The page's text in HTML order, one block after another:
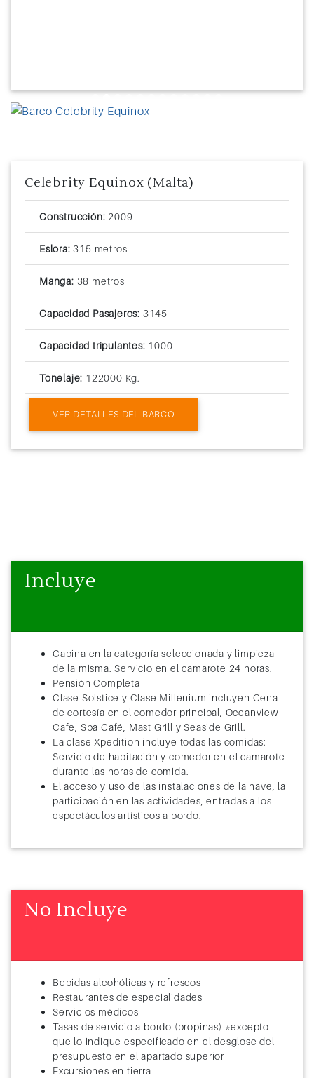
Previous
Celebrity Equinox (Malta)
Construcción: 2009
Eslora: 315 metros
Manga: 38 metros
Capacidad Pasajeros: 3145
Capacidad tripulantes: 1000
Tonelaje: 122000 Kg.
VER DETALLES DEL BARCO
Incluye
Cabina en la categoría seleccionada y limpieza
de la misma. Servicio en el camarote 24 horas.
Pensión Completa
Clase Solstice y Clase Millenium incluyen Cena
de cortesía en el comedor principal, Oceanview
Cafe, Spa Café, Mast Grill y Seaside Grill.
La clase Xpedition incluye todas las comidas:
Servicio de habitación y comedor en el camarote
durante las horas de comida.
El acceso y uso de las instalaciones de la nave, la
participación en las actividades, entradas a los
espectáculos artísticos a bordo.
No Incluye
Bebidas alcohólicas y refrescos
Restaurantes de especialidades
Servicios médicos
Tasas de servicio a bordo (propinas) *excepto
que lo indique especificado en el desglose del
presupuesto en el apartado superior
Excursiones en tierra